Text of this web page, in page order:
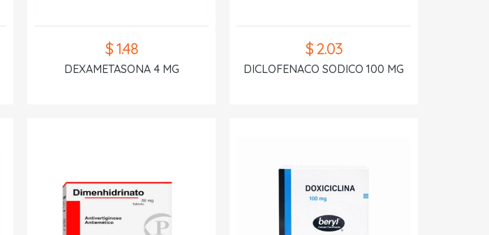
$ 1.48
DEXAMETASONA 4 MG
$ 2.03
DICLOFENACO SODICO 100 MG